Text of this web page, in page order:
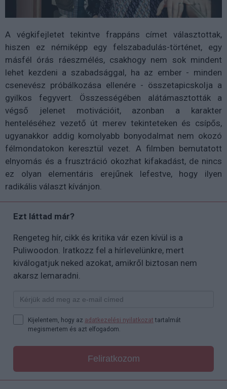
A végkifejletet tekintve frappáns címet választottak,
hiszen ez némiképp egy felszabadulás-történet, egy
másfél órás ráeszmélés, csakhogy nem sok mindent
lehet kezdeni a szabadsággal, ha az ember - minden
csenevész próbálkozása ellenére - összetapicskolja a
gyilkos fegyvert. Összességében alátámasztották a
végső jelenet motivációit, azonban a karakter
henteléséhez vezető út merev tekinteteken és csípős,
ugyanakkor addig komolyabb bonyodalmat nem okozó
félmondatokon keresztül vezet. A filmben bemutatott
elnyomás és a frusztráció okozhat kifakadást, de nincs
ez olyan elementáris erejűnek lefestve, hogy ilyen
radikális választ kívánjon.
Ezt láttad már?
Rengeteg hír, cikk és kritika vár ezen kívül is a
Puliwoodon. Iratkozz fel a hírlevelünkre, mert
kiválogatjuk neked azokat, amikről biztosan nem
akarsz lemaradni.
Kijelentem, hogy az adatkezelési nyilatkozat tartalmát
megismertem és azt elfogadom.
Feliratkozom